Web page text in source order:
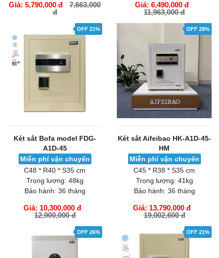
Giá: 5,790,000 đ
7,663,000
đ
Giá: 6,490,000 đ
11,963,000 đ
GIỎ HÀNG
OFF 21%
Két sắt Bofa model FDG-
A1D-45
Miễn phí vận chuyển
C48 * R40 * S35 cm
Trọng lượng: 48kg
Bảo hành: 36 tháng
Giá: 10,300,000 đ
12,900,000 đ
GIỎ HÀNG
OFF 28%
Két sắt Aifeibao HK-A1D-45-
HM
Miễn phí vận chuyển
C45 * R38 * S35 cm
Trọng lượng: 41kg
Bảo hành: 36 tháng
Giá: 13,790,000 đ
19,002,600 đ
GIỎ HÀNG
OFF 26% OFF 21%